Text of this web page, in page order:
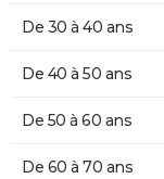
De 30 à 40 ans
De 40 à 50 ans
De 50 à 60 ans
De 60 à 70 ans